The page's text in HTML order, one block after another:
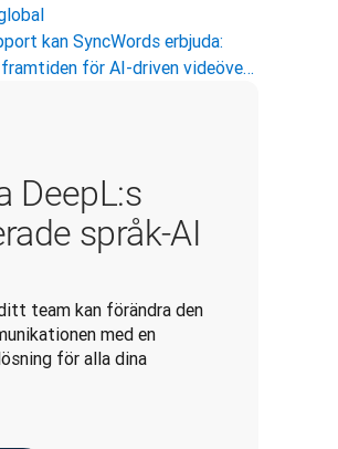
kan SyncWords erbjuda:
Vad händer härnäst: framtiden för AI-driven videöversättning
DeepL:s
språk-AI
team kan förändra den
med en
för alla dina